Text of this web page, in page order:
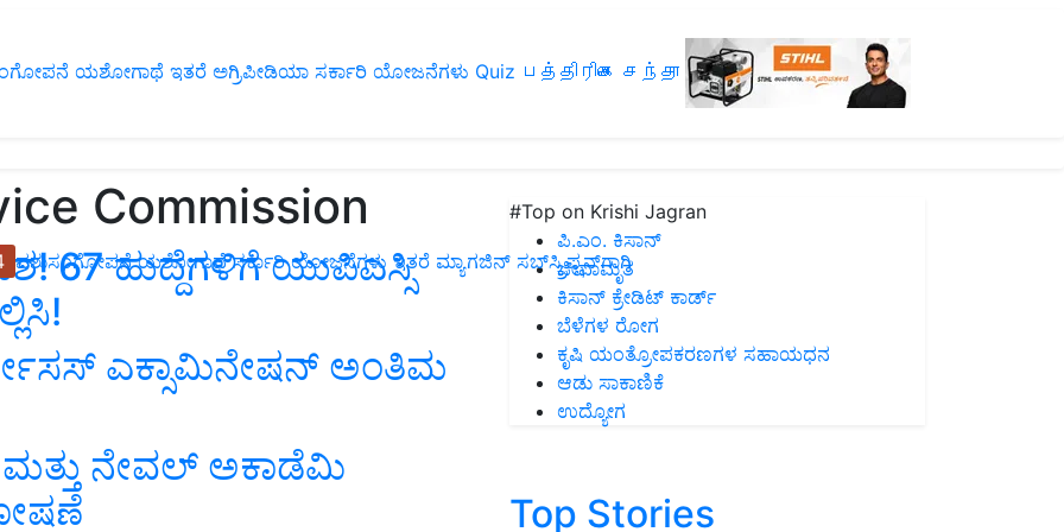
ಯಶೋಗಾಥೆ ಇತರೆ ಅಗ್ರಿಪೀಡಿಯಾ ಸರ್ಕಾರಿ ಯೋಜನೆಗಳು Quiz பத்திரிகை சந்தா
ಪಶುಸಂಗೋಪನೆ ಯಶೋಗಾಥೆ ಸರ್ಕಾರಿ ಯೋಜನೆಗಳು ಇತರೆ ಮ್ಯಾಗಜಿನ್‌ ಸಬ್‌ಸ್ಕ್ರಿಪ್ಷನ್‌ಗಾಗಿ
Commission
67 ಹುದ್ದೆಗಳಿಗೆ ಯುಪಿಎಸ್ಸಿ
ಎಕ್ಸಾಮಿನೇಷನ್ ಅಂತಿಮ
ನೇವಲ್ ಅಕಾಡೆಮಿ
#Top on Krishi Jagran
ಪಿ.ಎಂ. ಕಿಸಾನ್
ಜೀವಾಮೃತ
ಕಿಸಾನ್ ಕ್ರೇಡಿಟ್ ಕಾರ್ಡ್
ಬೆಳೆಗಳ ರೋಗ
ಕೃಷಿ ಯಂತ್ರೋಪಕರಣಗಳ ಸಹಾಯಧನ
ಆಡು ಸಾಕಾಣಿಕೆ
ಉದ್ಯೋಗ
Top Stories